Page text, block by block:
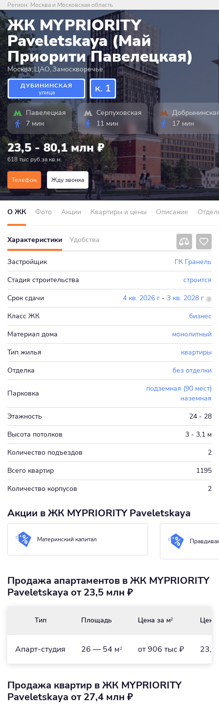
Регион: Москва и Московская область
ЖК MYPRIORITY
Paveletskaya (Май
Приорити Павелецкая)
Москва,ЦАО,Замоскворечье
ДУБИНИНСКАЯ
улица
к. 1
Павелецкая
7 мин
Серпуховская
11 мин
17 мин
23,5 - 80,1 млн₽
618 тыс руб.за кв.м.
Телефон Жду звонка
О ЖК Фото Акции Квартиры и цены Описание
Характеристики Удобства
Застройщик
ГК Гранель
Стадия строительства
строится
Срок сдачи
4 кв. 2026 г - 3 кв. 2028 г
Класс ЖК
бизнес
Материал дома
монолитный
Тип жилья
квартиры
Отделка
без отделки
Парковка
подземная (90 мест)
наземная
Этажность
24 - 28
Высота потолков
3 - 3,1 м
Количество подъездов
2
Всего квартир
1195
Количество корпусов
2
Акции в ЖК MYPRIORITY Paveletskaya
Материнский капитал
Продажа апартаментов в ЖК MYPRIORITY
Paveletskaya от 23,5 млн ₽
Тип Площадь Цена за м2 Цена
Апарт-студия 26 — 54 м2 от 906 тыс ₽
Продажа квартир в ЖК MYPRIORITY
Paveletskaya от 27,4 млн ₽